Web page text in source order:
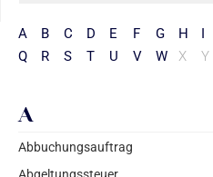
A B C D E F G H
Q
R S T U V W X Y
A
Abbuchungsauftrag